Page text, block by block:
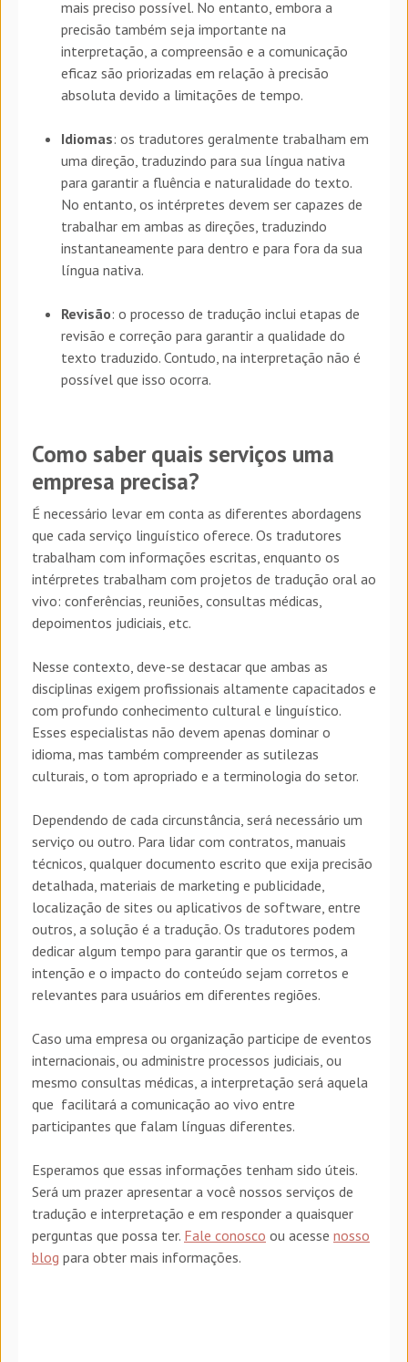
mais preciso possível. No entanto, embora a
precisão também seja importante na
interpretação, a compreensão e a comunicação
eficaz são priorizadas em relação à precisão
absoluta devido a limitações de tempo.
Idiomas: os tradutores geralmente trabalham em
uma direção, traduzindo para sua língua nativa
para garantir a fluência e naturalidade do texto.
No entanto, os intérpretes devem ser capazes de
trabalhar em ambas as direções, traduzindo
instantaneamente para dentro e para fora da sua
língua nativa.
Revisão: o processo de tradução inclui etapas de
revisão e correção para garantir a qualidade do
texto traduzido. Contudo, na interpretação não é
possível que isso ocorra.
Como saber quais serviços uma
empresa precisa?
É necessário levar em conta as diferentes abordagens
que cada serviço linguístico oferece. Os tradutores
trabalham com informações escritas, enquanto os
intérpretes trabalham com projetos de tradução oral ao
vivo: conferências, reuniões, consultas médicas,
depoimentos judiciais, etc.
Nesse contexto, deve-se destacar que ambas as
disciplinas exigem profissionais altamente capacitados e
com profundo conhecimento cultural e linguístico.
Esses especialistas não devem apenas dominar o
idioma, mas também compreender as sutilezas
culturais, o tom apropriado e a terminologia do setor.
Dependendo de cada circunstância, será necessário um
serviço ou outro. Para lidar com contratos, manuais
técnicos, qualquer documento escrito que exija precisão
detalhada, materiais de marketing e publicidade,
localização de sites ou aplicativos de software, entre
outros, a solução é a tradução. Os tradutores podem
dedicar algum tempo para garantir que os termos, a
intenção e o impacto do conteúdo sejam corretos e
relevantes para usuários em diferentes regiões.
Caso uma empresa ou organização participe de eventos
internacionais, ou administre processos judiciais, ou
mesmo consultas médicas, a interpretação será aquela
que facilitará a comunicação ao vivo entre
participantes que falam línguas diferentes.
Esperamos que essas informações tenham sido úteis.
Será um prazer apresentar a você nossos serviços de
tradução e interpretação e em responder a quaisquer
perguntas que possa ter. Fale conosco ou acesse nosso
blog para obter mais informações.